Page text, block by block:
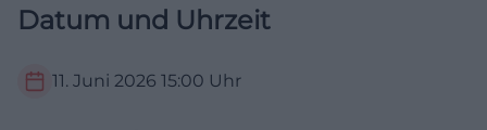
Datum und Uhrzeit
11. Juni 2026 15:00 Uhr